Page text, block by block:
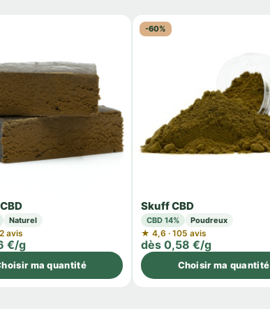
Naturel
avis
€/g
ma quantité
-60%
Skuff CBD
CBD 14% Poudreux
★ 4,6 · 105 avis
dès 0,58 €/g
Choisir ma quantité